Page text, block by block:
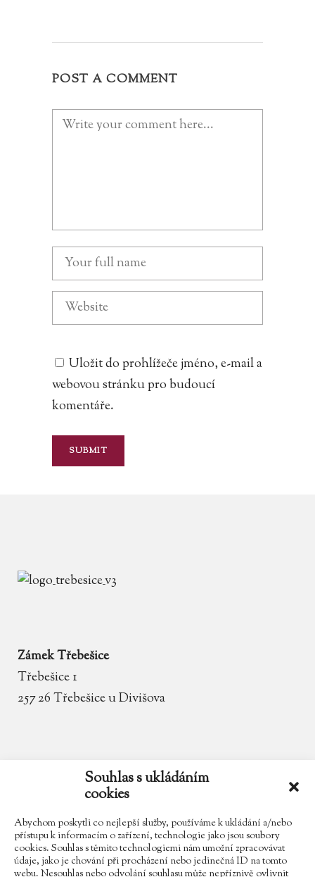
Souhlas s ukládáním
cookies
Abychom poskytli co nejlepší služby, používáme k ukládání a/nebo
přístupu k informacím o zařízení, technologie jako jsou soubory
cookies. Souhlas s těmito technologiemi nám umožní zpracovávat
údaje, jako je chování při procházení nebo jedinečná ID na tomto
webu. Nesouhlas nebo odvolání souhlasu může nepříznivě ovlivnit
POST A COMMENT
Uložit do prohlížeče jméno, e-mail a
webovou stránku pro budoucí
komentáře.
Zámek Třebešice
Třebešice 1
257 26 Třebešice u Divišova
zamek.trebesice@volny.cz
602 354 467
Najdete nás na Facebooku